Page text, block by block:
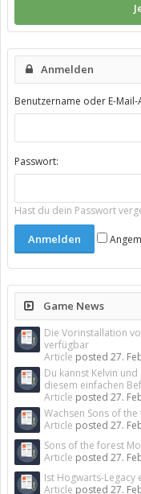
Anmelden
Benutzername oder E-Mail-
Passwort:
Hast du dein Passwort
Game News
Die Vorinstallation
verfügbar
Article posted 27.
Du kannst Kelvin
diesem einfachen
Article posted 27.
Wachsen Sons of
Article posted 27.
Sons of the forest
Article posted 27.
Ist Hogwarts-Legacy
Article posted 27.